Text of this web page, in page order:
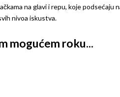
na glavi i repu, koje podsećaju
nivoa iskustva.
mogućem roku...